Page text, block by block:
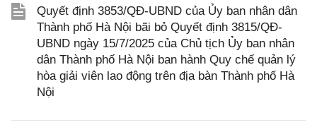
Quyết định 3853/QĐ-UBND của Ủy ban nhân dân
Thành phố Hà Nội bãi bỏ Quyết định 3815/QĐ-
UBND ngày 15/7/2025 của Chủ tịch Ủy ban nhân
dân Thành phố Hà Nội ban hành Quy chế quản lý
hòa giải viên lao động trên địa bàn Thành phố Hà
Nội